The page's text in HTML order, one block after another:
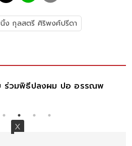
นิ้ง กุลสตรี ศิริพงศ์ปรีดา